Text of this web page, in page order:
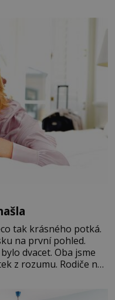
památek ve
tak krásného potká.
na první pohled.
dvacet. Oba jsme
z rozumu. Rodiče nás